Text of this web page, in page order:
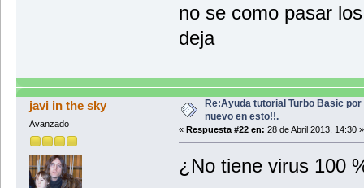
no se como pasar
deja
javi in the sky
Avanzado
Re:Ayuda tutorial Turbo Basic
nuevo en esto!!.
« Respuesta #22 en: 28 de Abril 2013, 14:30 »
¿No tiene virus 100